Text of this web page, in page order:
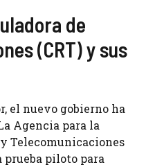
de
(CRT) y sus
el nuevo gobierno ha
Agencia para la
Telecomunicaciones
piloto para